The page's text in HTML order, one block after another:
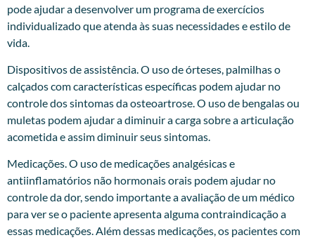
pode ajudar a desenvolver um programa de exercícios
individualizado que atenda às suas necessidades e estilo de
vida.
Dispositivos de assistência. O uso de órteses, palmilhas o
calçados com características específicas podem ajudar no
controle dos sintomas da osteoartrose. O uso de bengalas ou
muletas podem ajudar a diminuir a carga sobre a articulação
acometida e assim diminuir seus sintomas.
Medicações. O uso de medicações analgésicas e
antiinflamatórios não hormonais orais podem ajudar no
controle da dor, sendo importante a avaliação de um médico
para ver se o paciente apresenta alguma contraindicação a
essas medicações. Além dessas medicações, os pacientes com